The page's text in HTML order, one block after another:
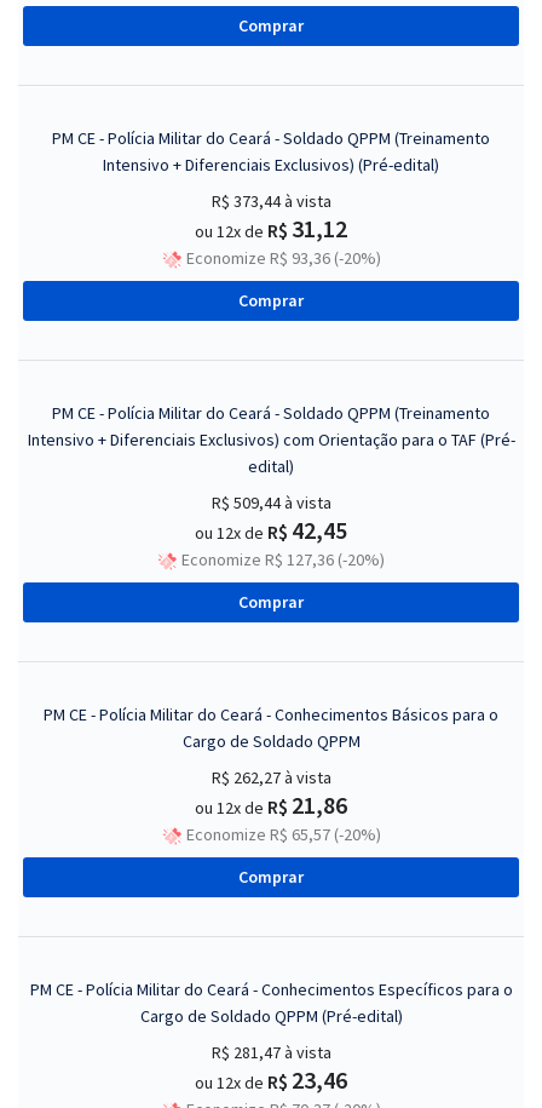
Comprar
PM CE - Polícia Militar do Ceará - Soldado QPPM (Treinamento
Intensivo + Diferenciais Exclusivos) (Pré-edital)
R$ 373,44à vista
ou 12x de R$ 31,12
Economize R$ 93,36 (-20%)
Comprar
PM CE - Polícia Militar do Ceará - Soldado QPPM (Treinamento
Intensivo + Diferenciais Exclusivos) com Orientação para o TAF (Pré-
edital)
R$ 509,44à vista
ou 12x de R$ 42,45
Economize R$ 127,36 (-20%)
Comprar
PM CE - Polícia Militar do Ceará - Conhecimentos Básicos para o
Cargo de Soldado QPPM
R$ 262,27à vista
ou 12x de R$ 21,86
Economize R$ 65,57 (-20%)
Comprar
PM CE - Polícia Militar do Ceará - Conhecimentos Específicos para o
Cargo de Soldado QPPM (Pré-edital)
R$ 281,47à vista
ou 12x de R$ 23,46